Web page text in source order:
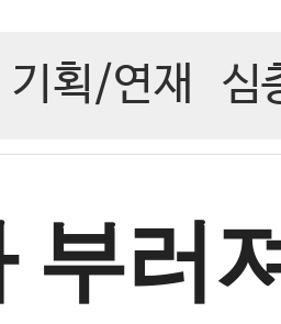
기획/연재 심
부러